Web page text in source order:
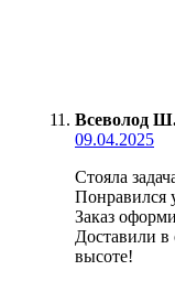
Всеволод
09.04.2025
Стояла
Понравился
Заказ
Доставили в
высоте!